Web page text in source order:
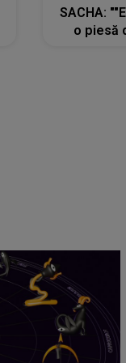
SACHA:
o piesă